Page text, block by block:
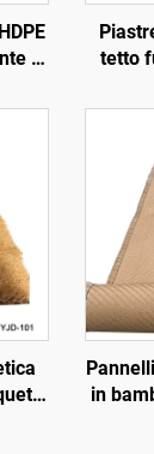
ai
tetto
in